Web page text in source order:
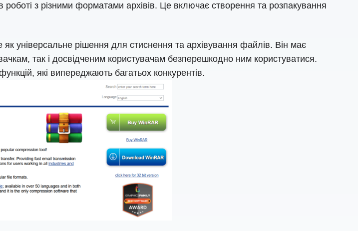
з різними форматами архівів. Це включає створення та розпакування
універсальне рішення для стиснення та архівування файлів. Він має
так і досвідченим користувачам безперешкодно ним користуватися.
які випереджають багатьох конкурентів.